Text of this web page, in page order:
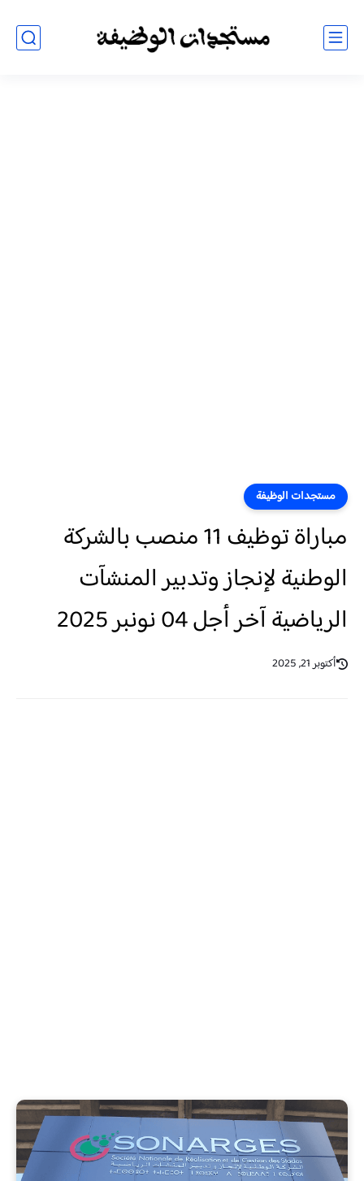
مستجدات الوظيفة
مباراة توظيف 11 منصب بالشركة
الوطنية لإنجاز وتدبير المنشآت
الرياضية آخر أجل 04 نونبر 2025
أكتوبر 21, 2025